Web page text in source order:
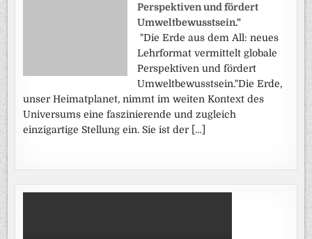
Perspektiven und fördert
Umweltbewusstsein."
"Die Erde aus dem All: neues
Lehrformat vermittelt globale
Perspektiven und fördert
Umweltbewusstsein."Die Erde,
unser Heimatplanet, nimmt im weiten Kontext des
Universums eine faszinierende und zugleich
einzigartige Stellung ein. Sie ist der […]